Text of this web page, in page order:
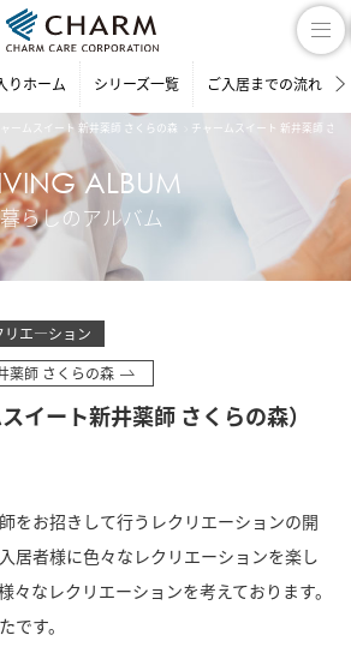
りホーム シリーズ一覧 ご入居までの流れ
ャームスイート 新井薬師 さくらの森 チャームスイート 新井薬師 さ
ALBUM
暮らしのアルバム
リエ―ション
薬師 さくらの森
イート新井薬師 さくらの森）
をお招きして行うレクリエーションの開
居者様に色々なレクリエーションを楽し
々なレクリエーションを考えております。
です。